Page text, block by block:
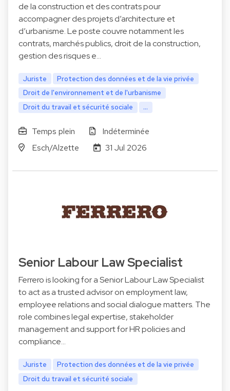
de la construction et des contrats pour
accompagner des projets d’architecture et
d’urbanisme. Le poste couvre notamment les
contrats, marchés publics, droit de la construction,
gestion des risques e…
Juriste
Protection des données et de la vie privée
Droit de l'environnement et de l'urbanisme
Droit du travail et sécurité sociale
...
Temps plein
Indéterminée
Esch/Alzette
31 Jul 2026
Senior Labour Law Specialist
Ferrero is looking for a Senior Labour Law Specialist
to act as a trusted advisor on employment law,
employee relations and social dialogue matters. The
role combines legal expertise, stakeholder
management and support for HR policies and
compliance…
Juriste
Protection des données et de la vie privée
Droit du travail et sécurité sociale